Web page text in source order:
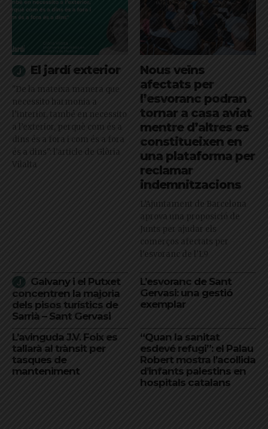
El jardí exterior
"De la mateixa manera que
necessito harmonia a
l’interior, també en necessito
a l’exterior, perquè com és a
dins és a fora i com és a fora
és a dins": l'article de Glòria
Vilalta
Nous veïns
afectats per
l’esvoranc podran
tornar a casa aviat
mentre d’altres es
constitueixen en
una plataforma per
reclamar
indemnitzacions
L’Ajuntament de Barcelona
aprova una proposició de
Junts per ajudar els
comerços afectats per
l'esvoranc de l'L9
Galvany i el Putxet
concentren la majoria
dels pisos turístics de
Sarrià – Sant Gervasi
L’esvoranc de Sant
Gervasi: una gestió
exemplar
L’avinguda J.V. Foix es
tallarà al trànsit per
tasques de
manteniment
“Quan la sanitat
esdevé refugi”: el Palau
Robert mostra l’acollida
d’infants palestins en
hospitals catalans